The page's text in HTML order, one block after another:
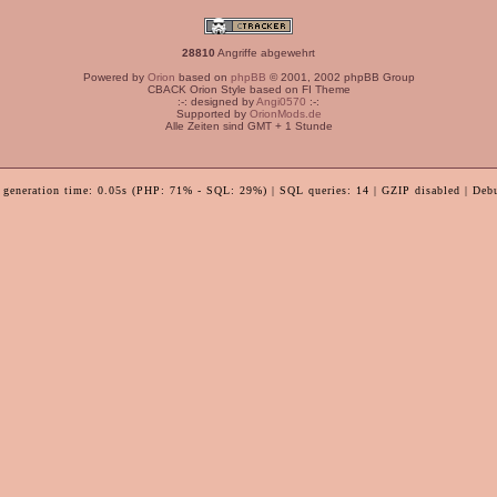
28810 Angriffe abgewehrt
Powered by Orion based on phpBB © 2001, 2002 phpBB Group
CBACK Orion Style based on FI Theme
:-: designed byAngi0570 :-:
Supported by OrionMods.de
Alle Zeiten sind GMT + 1 Stunde
generation time: 0.05s (PHP: 71% - SQL: 29%) | SQL queries: 14 | GZIP disabled |